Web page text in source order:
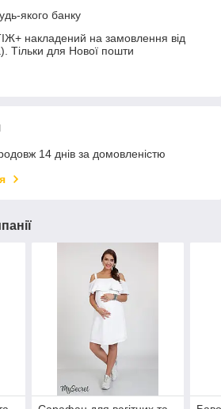
якого банку
накладений на замовлення від
Тільки для Нової пошти
14 днів за домовленістю